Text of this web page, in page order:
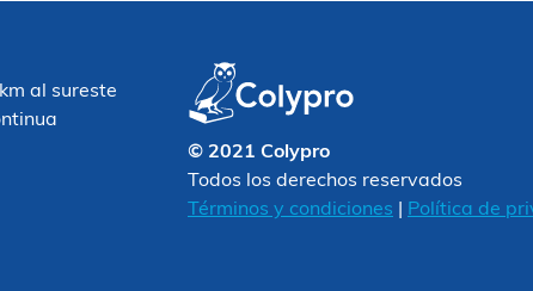
al sureste
© 2021 Colypro
Todos los derechos reservados
Términos y condiciones
Política de